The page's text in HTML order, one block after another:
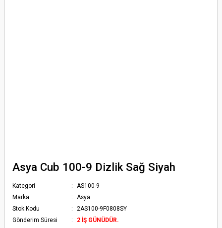
Asya Cub 100-9 Dizlik Sağ Siyah
Kategori
AS100-9
Marka
Asya
Stok Kodu
2AS100-9F0808SY
Gönderim Süresi
2 İŞ GÜNÜDÜR.